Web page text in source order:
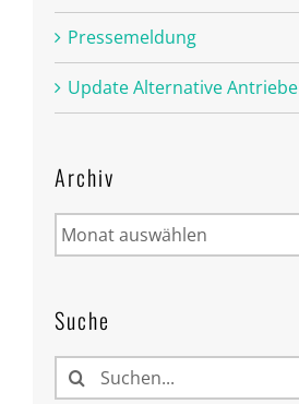
Pressemeldung
Update Alternative Antriebe
Archiv
Archiv
Suche
Suche
nach: